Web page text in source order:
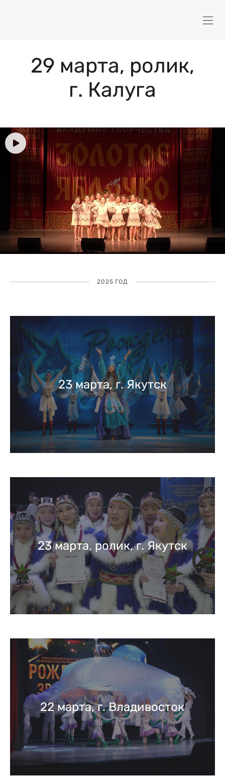
29 марта, ролик,
г. Калуга
2025 ГОД
23 марта, г. Якутск
23 марта, ролик, г. Якутск
22 марта, г. Владивосток